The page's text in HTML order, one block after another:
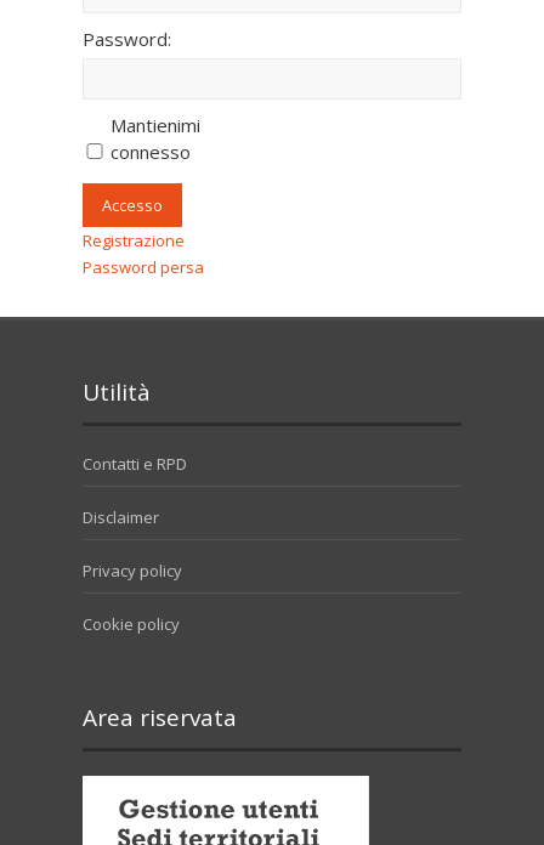
Password:
Mantienimi
connesso
Accesso
Registrazione
Password persa
Utilità
Contatti e RPD
Disclaimer
Privacy policy
Cookie policy
Area riservata